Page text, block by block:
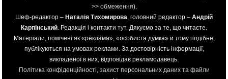
>> обмеження).
Шеф-редактор – Наталія Тихомирова , головний редактор – Андрій
Карпінський . Редакція і контакти тут. Дякуємо за те, що читаєте.
Матеріали, помічені як «реклама», «особиста думка» и тому подібне,
публікуються на умовах реклами. За достовірність інформації,
викладеної в них, відповідає рекламодавець.
Політика конфіденційності, захист персональних даних та файли